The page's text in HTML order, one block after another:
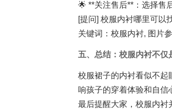
🌟 **关注售后**：选择售
[提问] 校服内衬哪里可以
关键词：校服内衬, 图片
五、总结：校服内衬不
校服裙子的内衬看似不起
响孩子的穿着体验和自信
最后提醒大家，校服内衬